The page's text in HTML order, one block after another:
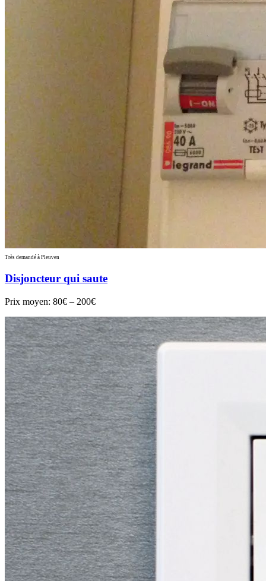
Très demandé à Pleuven
Disjoncteur qui saute
Prix moyen: 80€ – 200€